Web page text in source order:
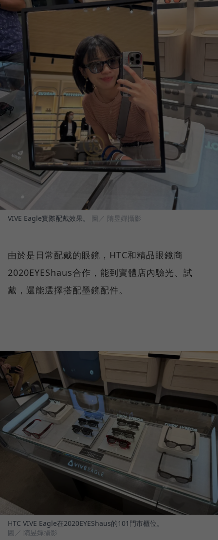
VIVE Eagle實際配戴效果。 圖／ 隋昱嬋攝影
由於是日常配戴的眼鏡，HTC和精品眼鏡商
2020EYEShaus合作，能到實體店內驗光、試
戴，還能選擇搭配墨鏡配件。
HTC VIVE Eagle在2020EYEShaus的101門市櫃位。
圖／ 隋昱嬋攝影